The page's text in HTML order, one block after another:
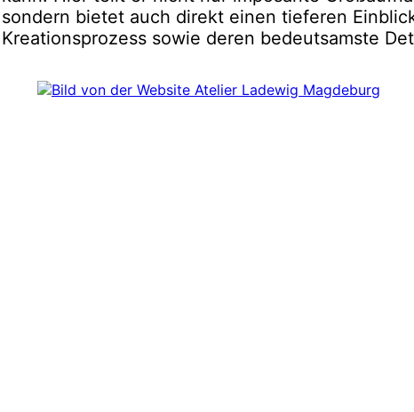
sondern bietet auch direkt einen tieferen
Kreationsprozess sowie deren bedeutsamste